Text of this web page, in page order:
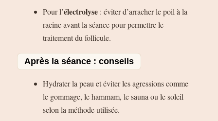
Pour l’électrolyse : éviter d’arracher le poil à la
racine avant la séance pour permettre le
traitement du follicule.
Après la séance : conseils
Hydrater la peau et éviter les agressions comme
le gommage, le hammam, le sauna ou le soleil
selon la méthode utilisée.